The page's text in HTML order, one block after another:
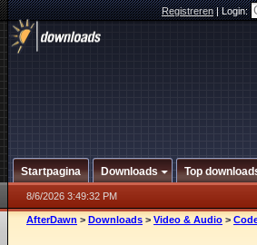
Registreren|Login:
Startpagina Downloads Top
8/6/2026 3:49:32 PM
AfterDawn > Downloads > Video & Audio >